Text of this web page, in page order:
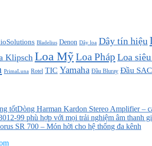
Bladelius Denon Dây loa Dây tín hiệu
Klipsch Loa MỹLoa Pháp Loa
PrimaLuna Rotel TIC Yamaha Đầu Bluray Đầu
Dòng Harman Kardon Stereo Amplifier –
99 phù hợp với mọi trải nghiệm âm thanh
SR 700 – Món hời cho hệ thống đa kênh